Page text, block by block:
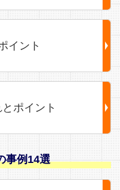
イント
ポイント
事例14選